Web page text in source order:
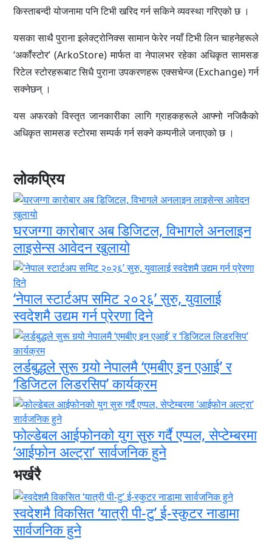
किस्ताबन्दी योजनामा पनि टिभी खरिद गर्न सकिने व्यवस्था गरिएको छ ।
यसका साथै पुराना इलेक्ट्रोनिक्स सामान फेरेर नयाँ टिभी लिन चाहनेहरूले
‘अर्कॉस्टोर’ (ArkoStore) मार्फत वा नेपालभर रहेका अधिकृत सामसङ
रिटेल स्टोरहरूबाट सिधै पुराना उपकरणहरू एक्सचेन्ज (Exchange) गर्न
सक्नेछन् ।
यस अफरको विस्तृत जानकारीका लागि ग्राहकहरूले आफ्नो नजिकैको
अधिकृत सामसङ स्टोरमा सम्पर्क गर्न सक्ने कम्पनीले जनाएको छ ।
लोकप्रिय
घरजग्गा कारोबार अब डिजिटल, विभागले अनलाइन
लाइसेन्स आवेदन खुलायो
‘नेपाल स्टार्टअप समिट २०२६’ सुरु, युवालाई
स्वदेशमै उद्यम गर्न प्रेरणा दिने
लर्डबुद्धले सुरू गर्‍यो नेपालमै ‘एमबीए इन एआई’ र
‘डिजिटल लिडरसिप’ कार्यक्रम
फोल्डेबल आईफोनको युग सुरु गर्दै एप्पल, सेप्टेम्बरमा
‘आईफोन अल्ट्रा’ सार्वजनिक हुने
भर्खरै
स्वदेशमै विकसित ‘यात्री पी-टु’ ई-स्कुटर नाडामा
सार्वजनिक हुने